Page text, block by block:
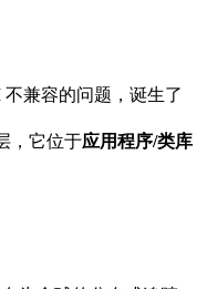
兼容的问题，诞生了
，它位于应用程序/类库